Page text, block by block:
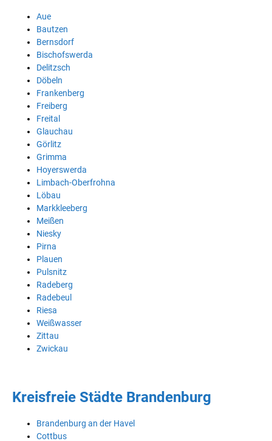
Aue
Bautzen
Bernsdorf
Bischofswerda
Delitzsch
Döbeln
Frankenberg
Freiberg
Freital
Glauchau
Görlitz
Grimma
Hoyerswerda
Limbach-Oberfrohna
Löbau
Markkleeberg
Meißen
Niesky
Pirna
Plauen
Pulsnitz
Radeberg
Radebeul
Riesa
Weißwasser
Zittau
Zwickau
Kreisfreie Städte Brandenburg
Brandenburg an der Havel
Cottbus